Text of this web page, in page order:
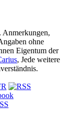
. Anmerkungen,
ohne
Eigentum der
, Jede weitere